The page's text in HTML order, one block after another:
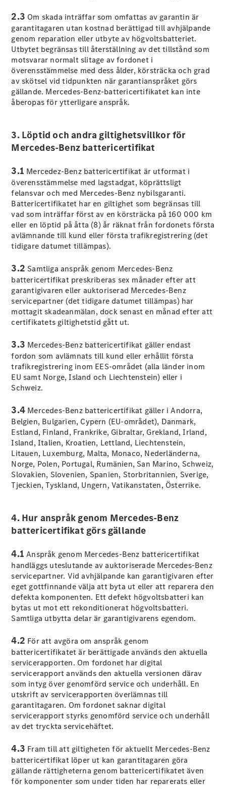
Store
SUV
Alla Suvar
EQA
SUV
EQS
SUV
Elektrisk
Maybach
EQS SUV
Elektrisk
GLA
GLA
Ny
GLA Ny Elektrisk
GLB Elektrisk
GLB
GLC
Elektrisk
GLC Coupé
GLE
GLE Coupé
GLS
Mercedes-
Maybach
Ny
G-
Klass
Elektrisk
G-Klass
Konfigurator
Benz Online
Store
Kombi
CLA
Shooting
Elektrisk
C-Klass
Kombi
C-Klass
Kombi All-
Terrain
E-Klass
Kombi
E-Klass
Terrain
Konfigurator
Mercedes-
Benz Online
Store
Halvkombi
A-Klass
2.3 Om skada inträffar som omfattas av garantin är
garantitagaren utan kostnad berättigad till avhjälpande
genom reparation eller utbyte av högvoltsbatteriet.
Utbytet begränsas till återställning av det tillstånd som
motsvarar normalt slitage av fordonet i
överensstämmelse med dess ålder, körsträcka och grad
av skötsel vid tidpunkten när garantianspråket görs
gällande. Mercedes-Benz-battericertifikatet kan inte
åberopas för ytterligare anspråk.
3. Löptid och andra giltighetsvillkor för
Mercedes-Benz battericertifikat
3.1 Mercedez-Benz battericertifikat är utformat i
överensstämmelse med lagstadgat, köprättsligt
felansvar och med Mercedes-Benz nybilsgaranti.
Battericertifikatet har en giltighet som begränsas till
vad som inträffar först av en körsträcka på 160 000 km
eller en löptid på åtta (8) år räknat från fordonets första
avlämnande till kund eller första trafikregistrering (det
tidigare datumet tillämpas).
3.2 Samtliga anspråk genom Mercedes-Benz
battericertifikat preskriberas sex månader efter att
garantigivaren eller auktoriserad Mercedes-Benz
servicepartner (det tidigare datumet tillämpas) har
mottagit skadeanmälan, dock senast en månad efter att
certifikatets giltighetstid gått ut.
3.3 Mercedes-Benz battericertifikat gäller endast
fordon som avlämnats till kund eller erhållit första
trafikregistrering inom EES-området (alla länder inom
EU samt Norge, Island och Liechtenstein) eller i
Schweiz.
3.4 Mercedes-Benz battericertifikat gäller i Andorra,
Belgien, Bulgarien, Cypern (EU-området), Danmark,
Estland, Finland, Frankrike, Gibraltar, Grekland, Irland,
Island, Italien, Kroatien, Lettland, Liechtenstein,
Litauen, Luxemburg, Malta, Monaco, Nederländerna,
Norge, Polen, Portugal, Rumänien, San Marino, Schweiz,
Slovakien, Slovenien, Spanien, Storbritannien, Sverige,
Tjeckien, Tyskland, Ungern, Vatikanstaten, Österrike.
4. Hur anspråk genom Mercedes-Benz
battericertifikat görs gällande
4.1 Anspråk genom Mercedes-Benz battericertifikat
handläggs uteslutande av auktoriserade Mercedes-Benz
servicepartner. Vid avhjälpande kan garantigivaren efter
eget gottfinnande välja att byta ut eller att reparera den
defekta komponenten. Ett defekt högvoltsbatteri kan
bytas ut mot ett rekonditionerat högvoltsbatteri.
Samtliga utbytta delar är garantigivarens egendom.
4.2 För att avgöra om anspråk genom
battericertifikatet är berättigade används den aktuella
servicerapporten. Om fordonet har digital
servicerapport används den aktuella versionen därav
som intyg över genomförd service och underhåll. En
utskrift av servicerapporten överlämnas till
garantitagaren. Om fordonet saknar digital
servicerapport styrks genomförd service och underhåll
av det tryckta servicehäftet.
4.3 Fram till att giltigheten för aktuellt Mercedes-Benz
battericertifikat löper ut kan garantitagaren göra
gällande rättigheterna genom battericertifikatet även
för komponenter som under tiden har reparerats eller